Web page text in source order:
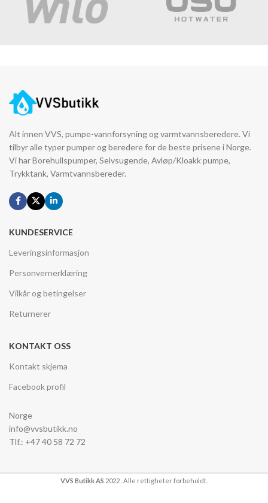
Alt innen VVS, pumpe-vannforsyning og varmtvannsberedere. Vi
tilbyr alle typer pumper og beredere for de beste prisene i Norge.
Vi har Borehullspumper, Selvsugende, Avløp/Kloakk pumpe,
Trykktank, Varmtvannsbereder.
KUNDESERVICE
Leveringsinformasjon
Personvernerklæring
Vilkår og betingelser
Returnerer
KONTAKT OSS
Kontakt skjema
Facebook profil
Norge
info@vvsbutikk.no
Tlf.: +47 40 58 72 72
VVS Butikk AS 2022 . Alle rettigheter forbeholdt.